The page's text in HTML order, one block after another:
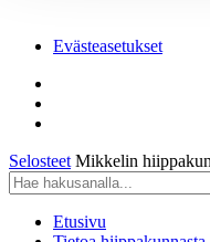
Evästeasetukset
Selosteet Mikkelin
Etusivu